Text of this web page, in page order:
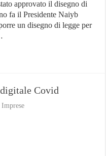
approvato il disegno di
fa il Presidente Naiyb
un disegno di legge per
Covid